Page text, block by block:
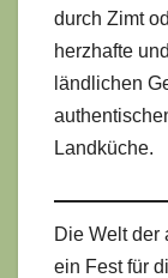
durch Zimt
herzhafte
ländlichen
Landküche.
Die Welt der
ein Fest für